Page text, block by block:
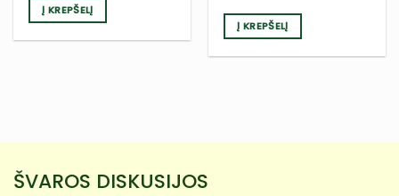
Į KREPŠELĮ
Į KREPŠELĮ
ŠVAROS DISKUSIJOS